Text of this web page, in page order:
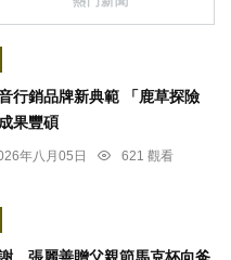
行銷品牌新典範 「鹿草探險
果豐碩
年八月05日
621 觀看